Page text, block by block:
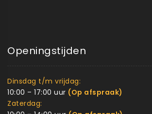
Openingstijden
Dinsdag t/m vrijdag:
10:00 – 17:00 uur (Op afspraak)
Zaterdag: